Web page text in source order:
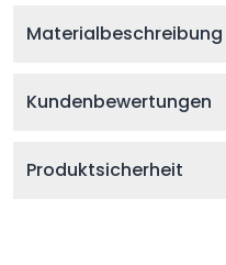
Materialbeschreibung
Kundenbewertungen
Produktsicherheit